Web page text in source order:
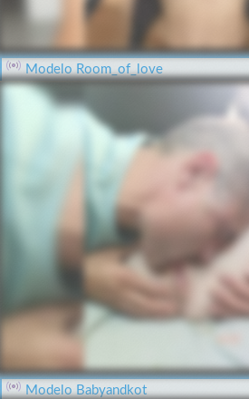
Modelo Room_of_love
Modelo Babyandkot